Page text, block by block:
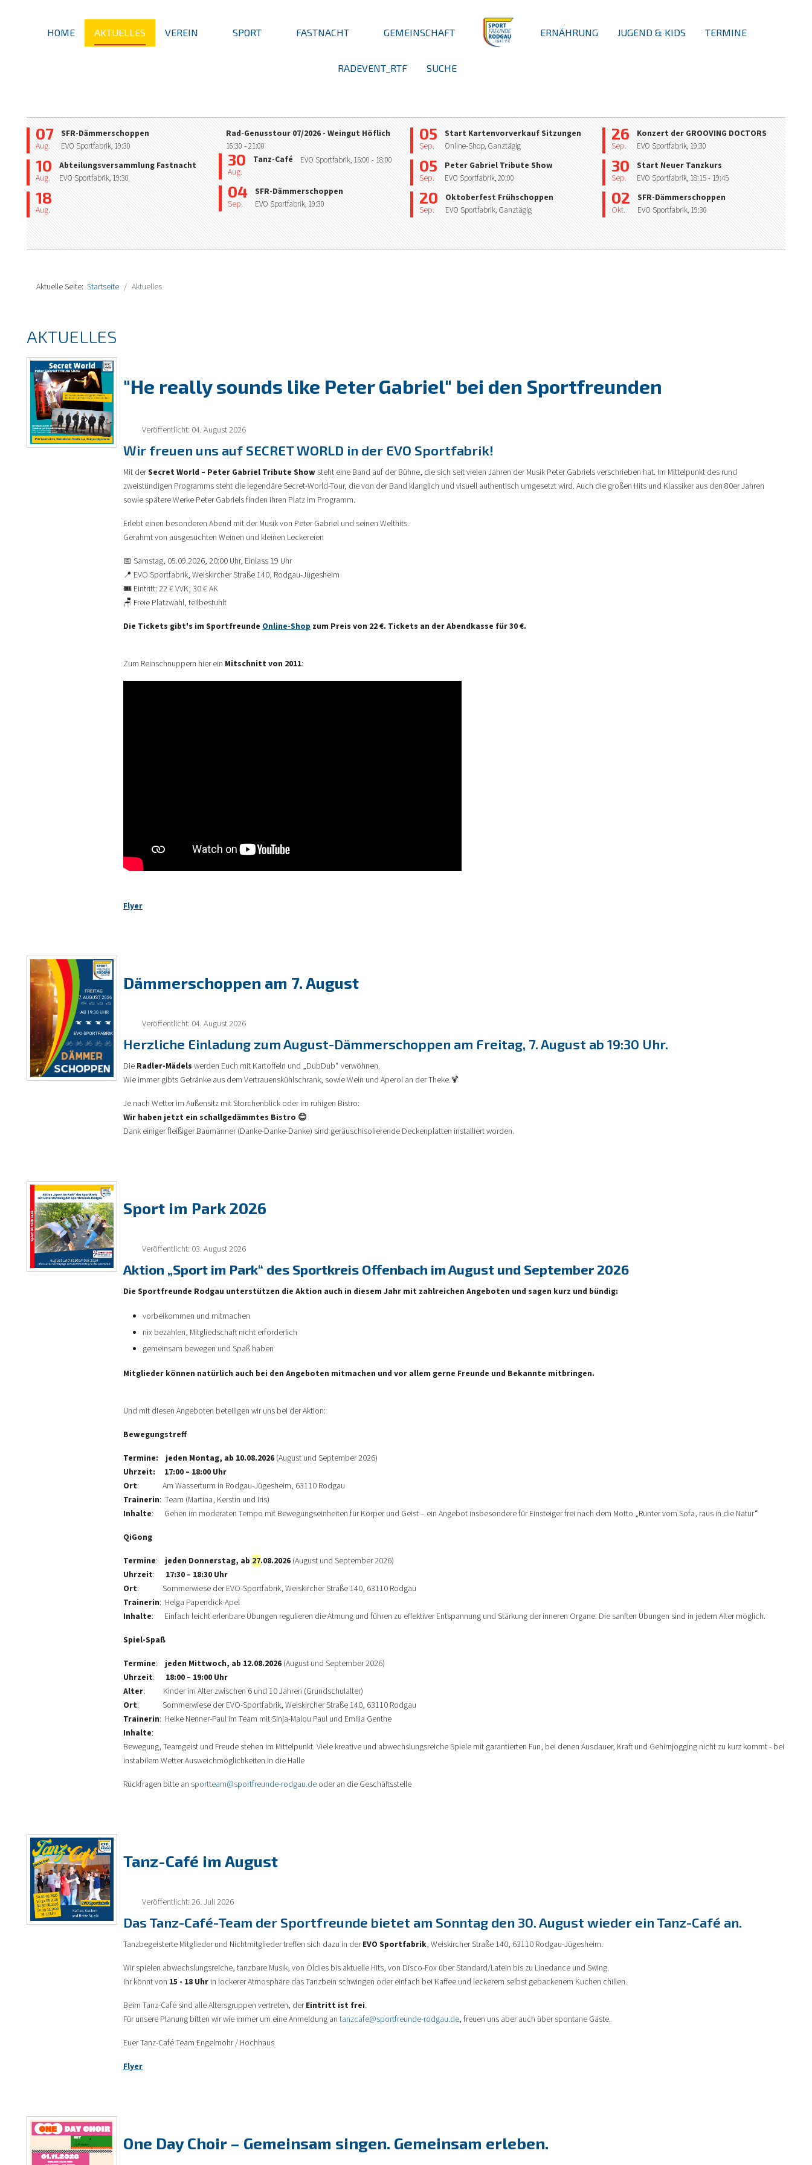
HOME AKTUELLES VEREIN SPORT FASTNACHT GEMEINSCHAFT ERNÄHRUNG JUGEND & KIDS TERMINE
RADEVENT_RTF SUCHE
07
Aug.
SFR-Dämmerschoppen
EVO Sportfabrik, 19:30
10
Aug.
Abteilungsversammlung Fastnacht
EVO Sportfabrik, 19:30
18
Aug.
Rad-Genusstour 07/2026 - Weingut Höflich
16:30 - 21:00
30
Aug.
Tanz-Café EVO Sportfabrik, 15:00 - 18:00
04
Sep.
SFR-Dämmerschoppen
EVO Sportfabrik, 19:30
05
Sep.
Start Kartenvorverkauf Sitzungen
Online-Shop, Ganztägig
05
Sep.
Peter Gabriel Tribute Show
EVO Sportfabrik,20:00
20
Sep.
Oktoberfest Frühschoppen
EVO Sportfabrik, Ganztägig
26
Sep.
Konzert der GROOVING DOCTORS
EVO Sportfabrik, 19:30
30
Sep.
Start Neuer Tanzkurs
EVO Sportfabrik, 18:15- 19:45
02
Okt.
SFR-Dämmerschoppen
EVO Sportfabrik, 19:30
Aktuelle Seite: Startseite Aktuelles
AKTUELLES
"He really sounds like Peter Gabriel" bei den Sportfreunden
Veröffentlicht: 04. August 2026
Wir freuen uns auf SECRET WORLD in der EVO Sportfabrik!
Mit derSecret World – Peter Gabriel Tribute Show steht eine Band auf der Bühne, die sich seit vielen Jahren der Musik Peter Gabriels verschrieben hat. Im Mittelpunkt des rund
zweistündigen Programms steht die legendäre Secret-World-Tour, die von der Band klanglich und visuell authentisch umgesetzt wird. Auch die großen Hits und Klassiker aus den 80er Jahren
sowie spätere Werke Peter Gabriels finden ihren Platz im Programm.
Erlebt einen besonderen Abend mit der Musik von Peter Gabriel und seinen Welthits.
Gerahmt von ausgesuchten Weinen und kleinen Leckereien
📅 Samstag, 05.09.2026, 20:00 Uhr, Einlass 19 Uhr
📍 EVO Sportfabrik, Weiskircher Straße 140, Rodgau-Jügesheim
🎟️ Eintritt: 22 € VVK; 30 € AK
🪑 Freie Platzwahl, teilbestuhlt
Die Tickets gibt's im Sportfreunde Online-Shop zum Preis von 22 €. Tickets an der Abendkasse für 30 €.
Zum Reinschnuppern hier ein Mitschnitt von 2011:
Flyer
Dämmerschoppen am 7. August
Veröffentlicht: 04. August 2026
Herzliche Einladung zum August-Dämmerschoppen am Freitag, 7. August ab 19:30 Uhr.
Die Radler-Mädels werden Euch mit Kartoffeln und „DubDub“ verwöhnen.
Wie immer gibts Getränke aus dem Vertrauenskühlschrank, sowie Wein und Aperol an der Theke.🍹
Je nach Wetter im Außensitz mit Storchenblick oder im ruhigen Bistro:
Wir haben jetzt ein schallgedämmtes Bistro 😊
Dank einiger fleißiger Baumänner (Danke-Danke-Danke) sind geräuschisolierende Deckenplatten installiert worden.
Sport im Park 2026
Veröffentlicht: 03. August 2026
Aktion „Sport im Park“ des Sportkreis Offenbach im August und September 2026
Die Sportfreunde Rodgau unterstützen die Aktion auch in diesem Jahr mit zahlreichen Angeboten und sagen kurz und bündig:
vorbeikommen und mitmachen
nix bezahlen, Mitgliedschaft nicht erforderlich
gemeinsam bewegen und Spaß haben
Mitglieder können natürlich auch bei den Angeboten mitmachen und vor allem gerne Freunde und Bekannte mitbringen.
Und mit diesen Angeboten beteiligen wir uns bei der Aktion:
Bewegungstreff
Termine:
jeden Montag, ab 10.08.2026 (August und September 2026)
Uhrzeit:
17:00 – 18:00 Uhr
Ort: Am Wasserturm in Rodgau-Jügesheim, 63110 Rodgau
Trainerin: Team (Martina, Kerstin und Iris)
Inhalte: Gehen im moderaten Tempo mit Bewegungseinheiten für Körper und Geist – ein Angebot insbesondere für Einsteiger frei nach dem Motto „Runter vom Sofa, raus in die Natur“
QiGong
Termine:jeden Donnerstag, ab 27.08.2026 (August und September 2026)
Uhrzeit: 17:30 – 18:30 Uhr
Ort: Sommerwiese der EVO-Sportfabrik, Weiskircher Straße 140, 63110 Rodgau
Trainerin: Helga Papendick-Apel
Inhalte: Einfach leicht erlenbare Übungen regulieren die Atmung und führen zu effektiver Entspannung und Stärkung der inneren Organe. Die sanften Übungen sind in jedem Alter möglich.
Spiel-Spaß
Termine:jeden Mittwoch, ab 12.08.2026 (August und September 2026)
Uhrzeit: 18:00 – 19:00 Uhr
Alter: Kinder im Alter zwischen 6 und 10 Jahren (Grundschulalter)
Ort: Sommerwiese der EVO-Sportfabrik, Weiskircher Straße 140, 63110 Rodgau
Trainerin: Heike Nenner-Paul im Team mit Sinja-Malou Paul und Emilia Genthe
Inhalte:
Bewegung, Teamgeist und Freude stehen im Mittelpunkt. Viele kreative und abwechslungsreiche Spiele mit garantierten Fun, bei denen Ausdauer, Kraft und Gehirnjogging nicht zu kurz kommt - bei
instabilem Wetter Ausweichmöglichkeiten in die Halle
Rückfragen bitte an sportteam@sportfreunde-rodgau.de oder an die Geschäftsstelle
Tanz-Café im August
Veröffentlicht: 26. Juli 2026
Das Tanz-Café-Team der Sportfreunde bietet am Sonntag den 30. August wieder ein Tanz-Café an.
Tanzbegeisterte Mitglieder und Nichtmitglieder treffen sich dazu in derEVO Sportfabrik, Weiskircher Straße 140, 63110 Rodgau-Jügesheim.
Wir spielen abwechslungsreiche, tanzbare Musik, von Oldies bis aktuelle Hits, von Disco-Fox über Standard/Latein bis zu Linedance und Swing.
Ihr könnt von 15 - 18 Uhr in lockerer Atmosphäre das Tanzbein schwingen oder einfach bei Kaffee und leckerem selbst gebackenem Kuchen chillen.
Beim Tanz-Café sind alle Altersgruppen vertreten, derEintritt ist frei.
Für unsere Planung bitten wir wie immer um eine Anmeldung an tanzcafe@sportfreunde-rodgau.de, freuen uns aber auch über spontane Gäste.
Euer Tanz-Café Team Engelmohr / Hochhaus
Flyer
One Day Choir – Gemeinsam singen. Gemeinsam erleben.